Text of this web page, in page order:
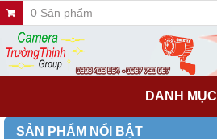
0 Sản phẩm
DANH MỤC
SẢN PHẨM NỔI BẬT